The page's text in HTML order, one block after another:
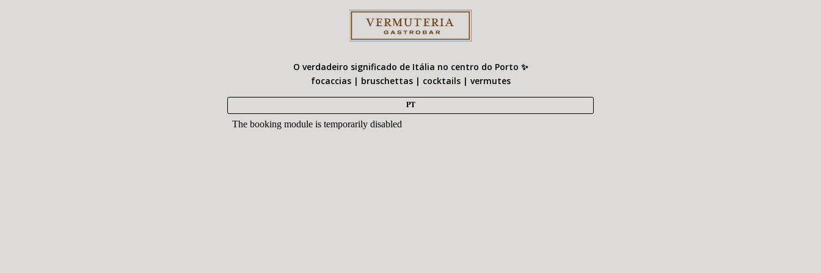
O verdadeiro significado de Itália no centro do Porto ✨
focaccias | bruschettas | cocktails | vermutes
PT